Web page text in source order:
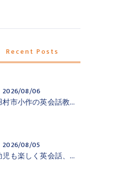
Recent Posts
2026/08/06
羽村市小作の英会話教室が一歩踏み出すお手伝い
2026/08/05
幼児も楽しく英会話、羽村市小作の英会話教室